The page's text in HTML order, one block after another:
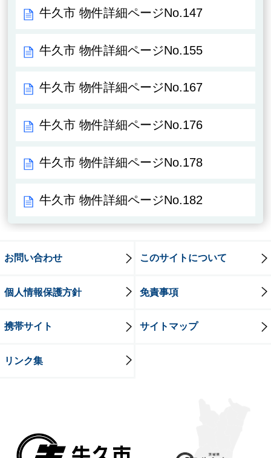
牛久市 物件詳細ページNo.147
牛久市 物件詳細ページNo.155
牛久市 物件詳細ページNo.167
牛久市 物件詳細ページNo.176
牛久市 物件詳細ページNo.178
牛久市 物件詳細ページNo.182
お問い合わせ このサイトについて
個人情報保護方針 免責事項
携帯サイト サイトマップ
リンク集